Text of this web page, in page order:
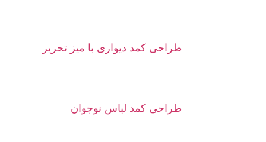
طراحی کمد دیواری با میز تحریر
طراحی کمد لباس نوجوان